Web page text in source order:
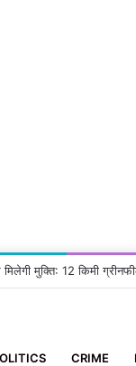
मुक्ति: 12 किमी
CRIME